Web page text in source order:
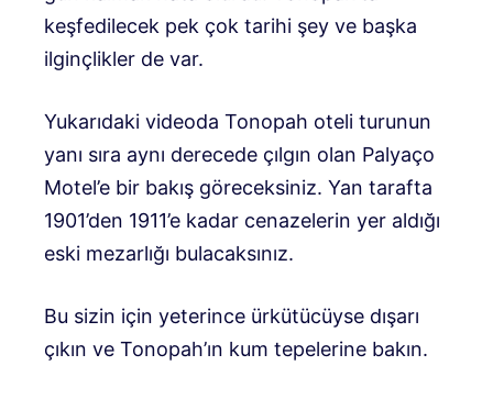
keşfedilecek pek çok tarihi şey ve başka
ilginçlikler de var.
Yukarıdaki videoda Tonopah oteli turunun
yanı sıra aynı derecede çılgın olan Palyaço
Motel’e bir bakış göreceksiniz. Yan tarafta
1901’den 1911’e kadar cenazelerin yer aldığı
eski mezarlığı bulacaksınız.
Bu sizin için yeterince ürkütücüyse dışarı
çıkın ve Tonopah’ın kum tepelerine bakın.